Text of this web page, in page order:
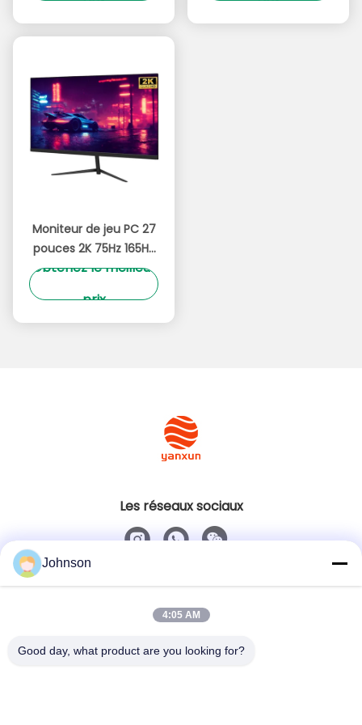
Moniteur de jeu PC 27
pouces 2K 75Hz 165Hz
Technologie de
Obtenez le meilleur
prix
Les réseaux sociaux
Email
Johnson
4:05 AM
Good day, what product are you looking for?